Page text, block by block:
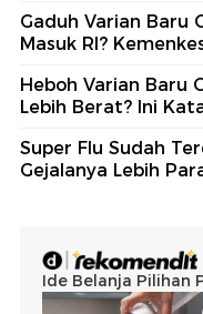
Gaduh Varian Baru
Masuk RI?
Heboh Varian Baru
Lebih Berat? Ini
Super Flu Sudah
Gejalanya Lebih